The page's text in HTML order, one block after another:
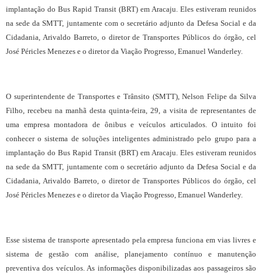
implantação do Bus Rapid Transit (BRT) em Aracaju. Eles estiveram reunidos
na sede da SMTT, juntamente com o secretário adjunto da Defesa Social e da
Cidadania, Arivaldo Barreto, o diretor de Transportes Públicos do órgão, cel
José Péricles Menezes e o diretor da Viação Progresso, Emanuel Wanderley.
O superintendente de Transportes e Trânsito (SMTT), Nelson Felipe da Silva
Filho, recebeu na manhã desta quinta-feira, 29, a visita de representantes de
uma empresa montadora de ônibus e veículos articulados. O intuito foi
conhecer o sistema de soluções inteligentes administrado pelo grupo para a
implantação do Bus Rapid Transit (BRT) em Aracaju. Eles estiveram reunidos
na sede da SMTT, juntamente com o secretário adjunto da Defesa Social e da
Cidadania, Arivaldo Barreto, o diretor de Transportes Públicos do órgão, cel
José Péricles Menezes e o diretor da Viação Progresso, Emanuel Wanderley.
Esse sistema de transporte apresentado pela empresa funciona em vias livres e
sistema de gestão com análise, planejamento contínuo e manutenção
preventiva dos veículos. As informações disponibilizadas aos passageiros são